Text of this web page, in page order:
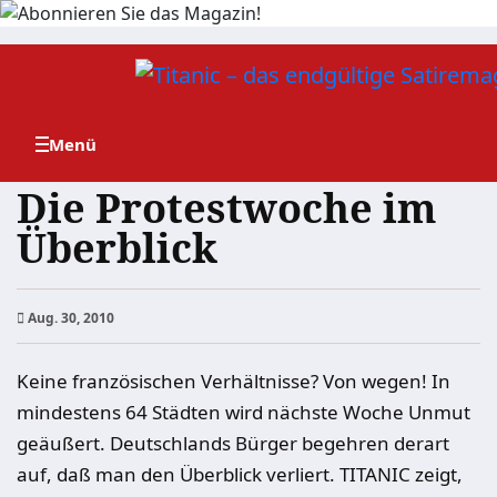
Zum
Die Protestwoche im
Überblick
Aug. 30, 2010
Keine französischen Verhältnisse? Von wegen! In
mindestens 64 Städten wird nächste Woche Unmut
geäußert. Deutschlands Bürger begehren derart
auf, daß man den Überblick verliert. TITANIC zeigt,